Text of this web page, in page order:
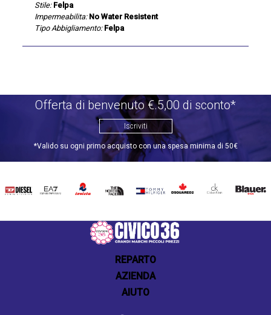
Stile: Felpa
Impermeabilita: No Water Resistent
Tipo Abbigliamento: Felpa
Offerta di benvenuto €.5,00 di sconto*
Iscriviti
*Valido su ogni primo acquisto con una spesa minima di 50€
DIESEL EA7 INVICTATHE
TOMMY
DSQUARED2
CALVIN BLAUER
REPARTO
AZIENDA
AIUTO